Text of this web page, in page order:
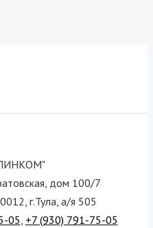
дом 100/7
г.Тула, а/я 505
05, +7 (930) 791-75-05